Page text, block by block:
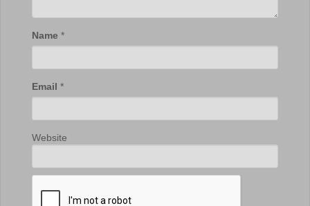
Name *
Email *
Website